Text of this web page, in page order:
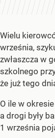
Wielu
września,
zwłaszcza w
szkolnego
że już tego
O ile w
a drogi były
1 września